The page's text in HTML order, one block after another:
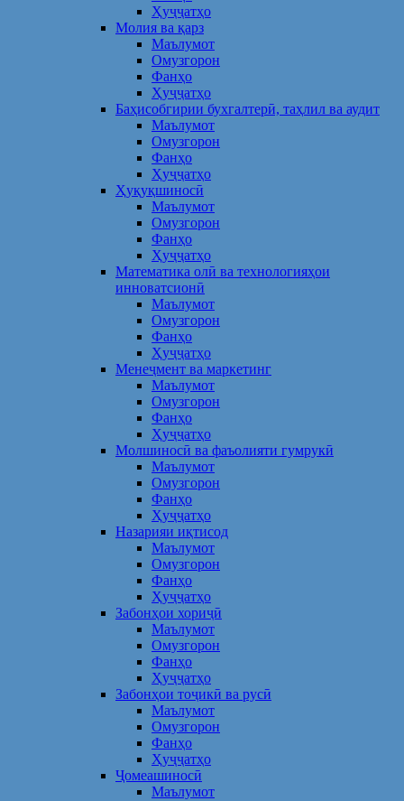
Ҳуҷҷатҳо
Молия ва қарз
Маълумот
Омузгорон
Фанҳо
Ҳуҷҷатҳо
Баҳисобгирии бухгалтерӣ, таҳлил ва аудит
Маълумот
Омузгорон
Фанҳо
Ҳуҷҷатҳо
Ҳуқуқшиносӣ
Маълумот
Омузгорон
Фанҳо
Ҳуҷҷатҳо
Математика олӣ ва технологияҳои
инноватсионӣ
Маълумот
Омузгорон
Фанҳо
Ҳуҷҷатҳо
Менеҷмент ва маркетинг
Маълумот
Омузгорон
Фанҳо
Ҳуҷҷатҳо
Молшиносӣ ва фаъолияти гумрукӣ
Маълумот
Омузгорон
Фанҳо
Ҳуҷҷатҳо
Назарияи иқтисод
Маълумот
Омузгорон
Фанҳо
Ҳуҷҷатҳо
Забонҳои хориҷӣ
Маълумот
Омузгорон
Фанҳо
Ҳуҷҷатҳо
Забонҳои тоҷикӣ ва русӣ
Маълумот
Омузгорон
Фанҳо
Ҳуҷҷатҳо
Ҷомеашиносӣ
Маълумот